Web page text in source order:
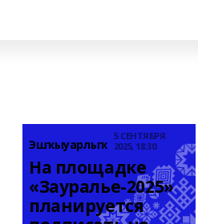
Эшҡыуарлыҡ
5 СЕНТЯБРЯ
2025, 18:30
На площадке
«Зауралье-2025»
планируется